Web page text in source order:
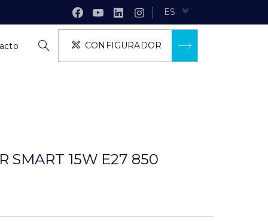
ES
CONFIGURADOR
SMART 15W E27 850